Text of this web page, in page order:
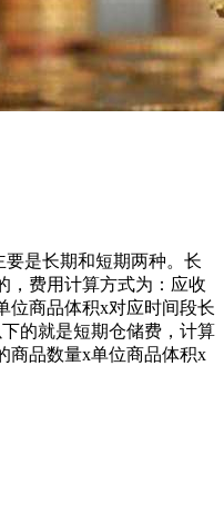
是长期和短期两种。长
，费用计算方式为：应收
位商品体积x对应时间段长
的就是短期仓储费，计算
商品数量x单位商品体积x